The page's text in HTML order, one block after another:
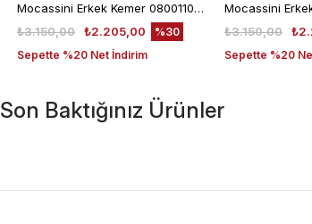
Mocassini Erkek Kemer 08001107-440
₺2.205,00
₺3.150,00
Sepette %20 Net İndirim
%30 ₺3.150,00
Sepette %20
Son Baktığınız Ürünler